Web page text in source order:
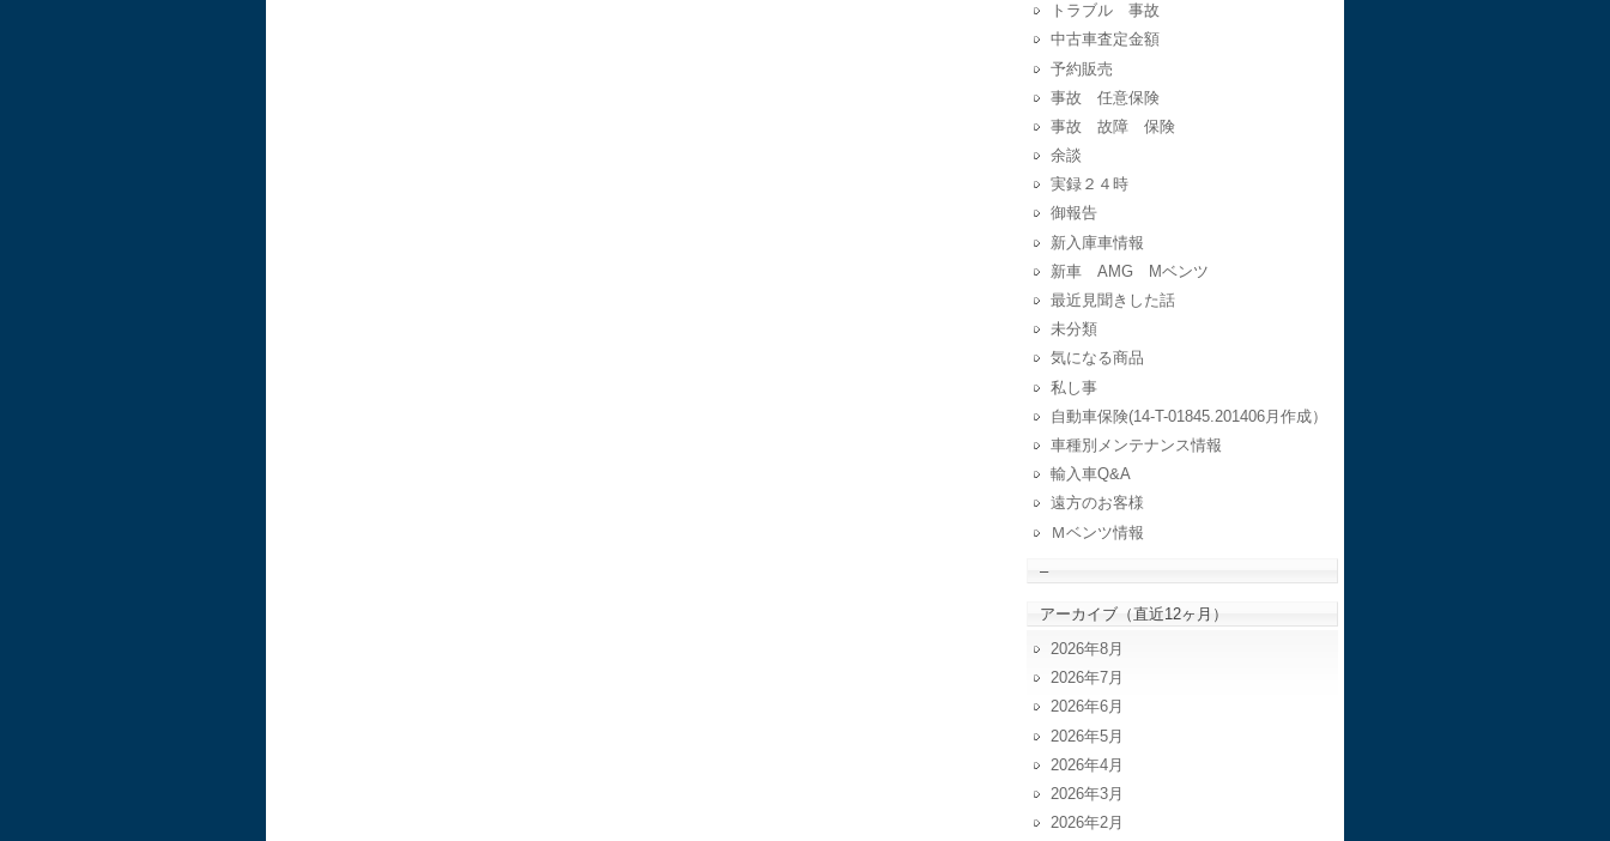
トラブル 事故
中古車査定金額
予約販売
事故 任意保険
事故 故障 保険
余談
実録２４時
御報告
新入庫車情報
新車 AMG Mベンツ
最近見聞きした話
未分類
気になる商品
私し事
自動車保険(14-T-01845.201406月作成）
車種別メンテナンス情報
輸入車Q&A
遠方のお客様
Ｍベンツ情報
–
アーカイブ（直近12ヶ月）
2026年8月
2026年7月
2026年6月
2026年5月
2026年4月
2026年3月
2026年2月